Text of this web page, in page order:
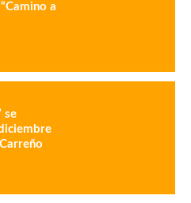
a
se